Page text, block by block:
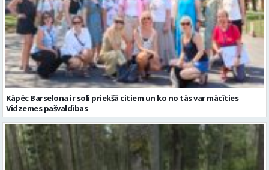
Kāpēc Barselona ir soli priekšā citiem un ko no tās var mācīties
Vidzemes pašvaldības